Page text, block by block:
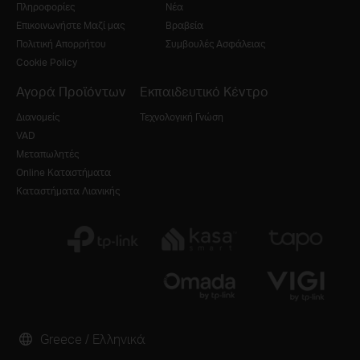
Πληροφορίες
Επικοινωνήστε Μαζί μας
Πολιτική Απορρήτου
Cookie Policy
Νέα
Βραβεία
Συμβουλές Ασφάλειας
Αγορά Προϊόντων
Διανομείς
VAD
Μεταπωλητές
Online Καταστήματα
Καταστήματα Λιανικής
Εκπαιδευτικό Κέντρο
Τεχνολογική Γνώση
Greece / Ελληνικά